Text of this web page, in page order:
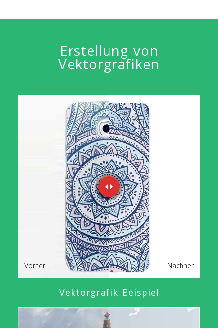
Erstellung von
Vektorgrafiken
Nachher
Vorher
Vektorgrafik Beispiel